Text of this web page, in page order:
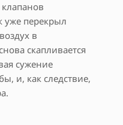
уже перекрыл
в
скапливается
сужение
и, как следствие,